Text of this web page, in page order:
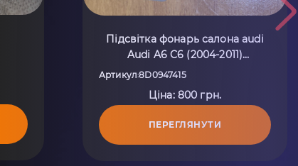
Підсвітка фонарь салона audi
Audi A6 C6 (2004-2011)
8D0947415
Артикул:8D0947415
Ціна: 800 грн.
ПЕРЕГЛЯНУТИ